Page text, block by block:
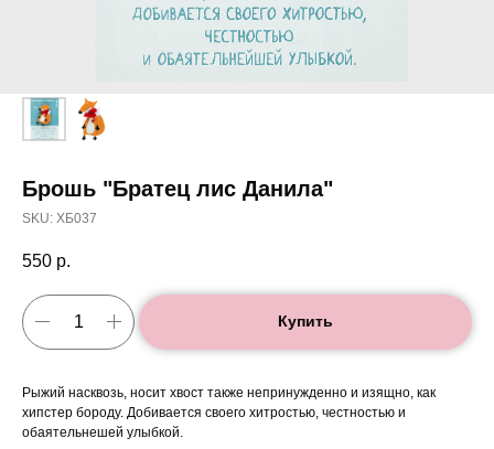
Брошь "Братец лис Данила"
SKU: ХБ037
550 р.
Купить
Рыжий насквозь, носит хвост также непринужденно и изящно, как
хипстер бороду. Добивается своего хитростью, честностью и
обаятельнешей улыбкой.